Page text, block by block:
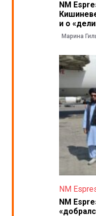
NM
и о
Марина
NM
NM